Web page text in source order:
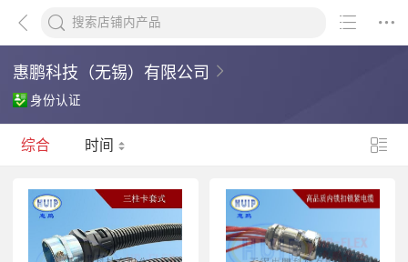
惠鹏科技（无锡）有限公司
身份认证
综合 时间